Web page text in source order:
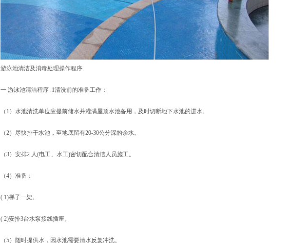
游泳池清洁及消毒处理操作程序
一 游泳池清洁程序 .1清洗前的准备工作：
（1）水池清洗单位应提前储水并灌满屋顶水池备用，及时切断地下水池的进水。
（2）尽快排干水池，至地底留有20-30公分深的余水。
（3）安排2 人(电工、水工)密切配合清洁人员施工。
（4）准备：
( 1)梯子一架。
( 2)安排3台水泵接线插座。
（5）随时提供水，因水池需要清水反复冲洗。